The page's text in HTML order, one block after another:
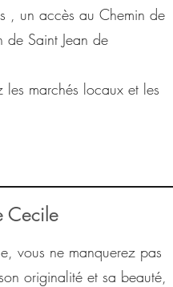
, un accès au Chemin de
de Saint Jean de
les marchés locaux et les
Cecile
vous ne manquerez pas
originalité et sa beauté,